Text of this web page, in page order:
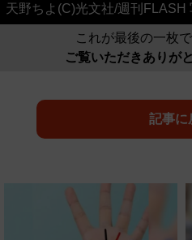
天野ちよ(C)光文社/週刊
これが最後の一枚
ご覧いただきありが
記事に